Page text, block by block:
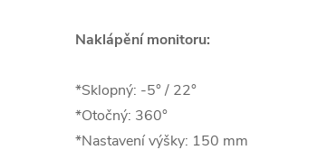
Naklápění monitoru:
*Sklopný: -5° / 22°
*Otočný: 360°
*Nastavení výšky: 150 mm